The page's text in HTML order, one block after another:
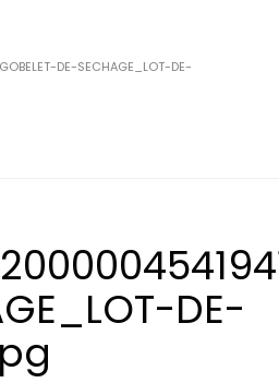
DE-SECHAGE_LOT-DE-
DE-